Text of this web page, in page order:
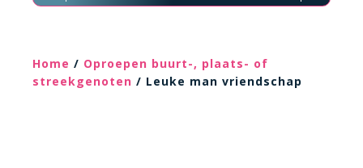
Home / Oproepen buurt-, plaats- of
streekgenoten / Leuke man vriendschap